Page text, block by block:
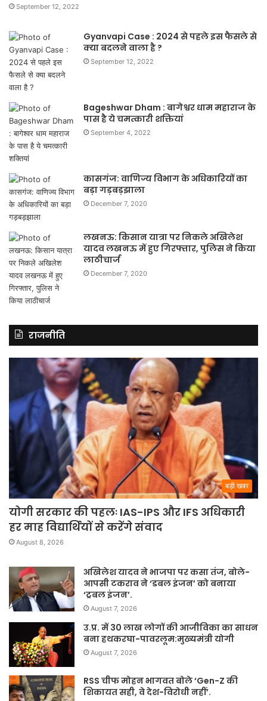
September 12, 2022
Gyanvapi Case : 2024 से पहले इस फैसले से
क्या बदलने वाला है ?
September 12, 2022
Bageshwar Dham : बागेश्वर धाम महाराज के
पास है ये चमत्कारी शक्तियां
September 4, 2022
कासगंज: वाणिज्य विभाग के अधिकारियों का
बड़ा गड़बड़झाला
December 7, 2020
लखनऊ: किसान यात्रा पर निकले अखिलेश
यादव लखनऊ में हुए गिरफ्तार, पुलिस ने किया
लाठीचार्ज
December 7, 2020
राजनीति
बड़ी खबर
योगी सरकार की पहलः IAS-IPS और IFS अधिकारी
हर माह विद्यार्थियों से करेंगे संवाद
August 8, 2026
अखिलेश यादव ने भाजपा पर कसा तंज, बोले-
आपसी टकराव ने ‘डबल इंजन’ को बनाया
‘ट्रबल इंजन’.
August 7, 2026
उ.प्र. में 30 लाख लोगों की आजीविका का साधन
बना हथकरघा-पावरलूम:मुख्यमंत्री योगी
August 7, 2026
RSS चीफ मोहन भागवत बोले ‘Gen-Z की
शिकायत सही, वे देश-विरोधी नहीं’.